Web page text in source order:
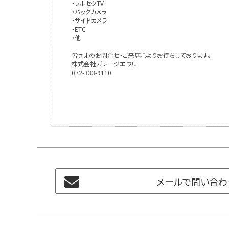
・フルセグTV
・バックカメラ
・サイドカメラ
・ETC
・他
皆さまのお問合せ・ご来店心よりお待ちしております。
株式会社ガレージエウル
072-333-9110
メールで問い合